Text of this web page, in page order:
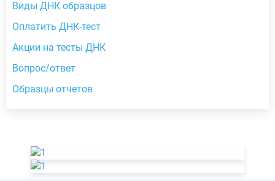
Виды ДНК образцов
Оплатить ДНК-тест
Акции на тесты ДНК
Вопрос/ответ
Образцы отчетов